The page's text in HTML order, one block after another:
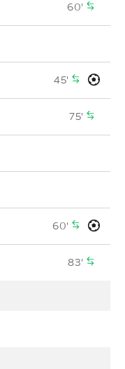
60'
45'
75'
60'
83'